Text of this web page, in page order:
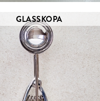
GLASSKOPA